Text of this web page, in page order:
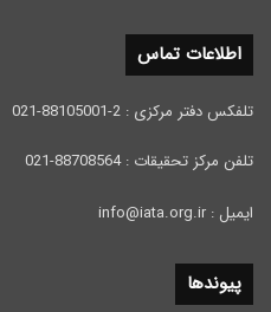
اطلاعات تماس
تلفکس دفتر مرکزی : 2-88105001-021
تلفن مرکز تحقیقات : 88708564-021
ایمیل : info@iata.org.ir
پیوندها